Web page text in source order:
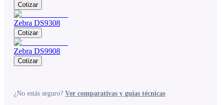
Cotizar
Zebra DS9308
Cotizar
Zebra DS9908
Cotizar
¿No estás seguro? Ver comparativas y guías técnicas